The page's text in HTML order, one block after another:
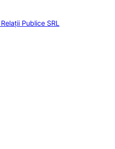
Publice SRL